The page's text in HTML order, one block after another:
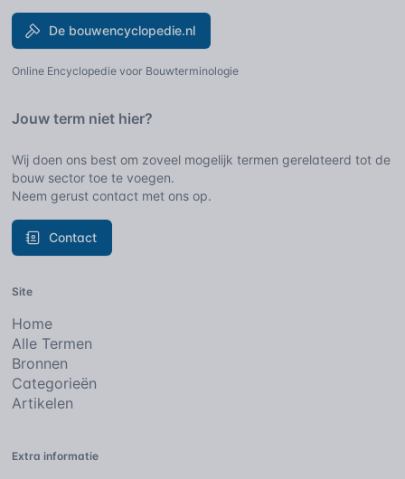
De bouwencyclopedie.nl
Online Encyclopedie voor Bouwterminologie
Jouw term niet hier?
Wij doen ons best om zoveel mogelijk termen gerelateerd tot de
bouw sector toe te voegen.
Neem gerust contact met ons op.
Contact
Site
Home
Alle Termen
Bronnen
Categorieën
Artikelen
Extra informatie